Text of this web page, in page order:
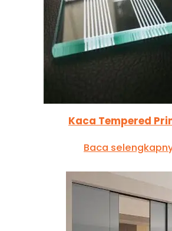
Kaca Tempered
Baca